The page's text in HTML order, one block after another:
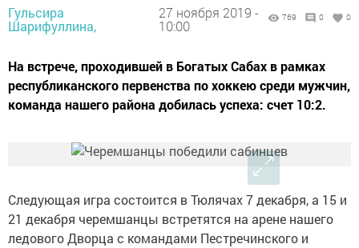
Гульсира
Шарифуллина,
27 ноября 2019 -
10:00
769 0 0
На встрече, проходившей в Богатых Сабах в рамках
республиканского первенства по хоккею среди мужчин,
команда нашего района добилась успеха: счет 10:2.
Следующая игра состоится в Тюлячах 7 декабря, а 15 и
21 декабря черемшанцы встретятся на арене нашего
ледового Дворца с командами Пестречинского и